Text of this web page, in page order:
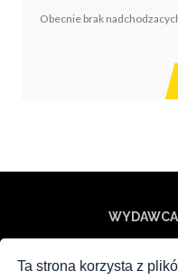
Ta strona korzysta z
Obecnie brak